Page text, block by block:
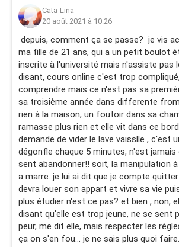
Cata-Lina
20 août 2021 à 10:26
depuis, comment ça se passe? je vis
ma fille de 21 ans, qui a un petit boulot
inscrite à l'université mais n'assiste pas
disant, cours online c'est trop
comprendre mais ce n'est pas sa
sa troisième année dans differente
rien à la maison, un foutoir dans sa
ramasse plus rien et elle vit dans ce
demande de vider le lave vaisslle , c'est
dégonfle chaque 5 minutes, n'est
sent abandonner!! soit, la manipulation à
a marre. je lui ai dit que je compte
devra louer son appart et vivre sa vie
plus étudier n'est ce pas? et bien , non,
disant qu'elle est trop jeune, ne se sent
peur, me dit elle, mais respecter les
ça on s'en fou... je ne sais plus quoi